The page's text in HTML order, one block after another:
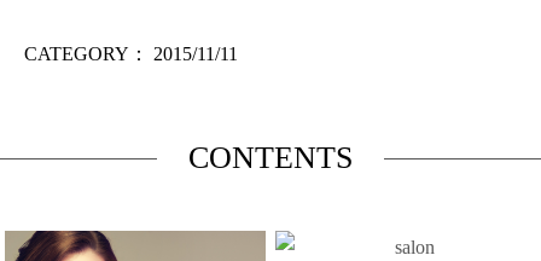
CATEGORY： 2015/11/11
CONTENTS